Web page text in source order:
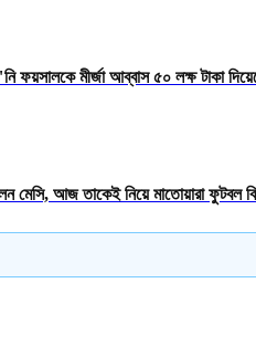
ফয়সালকে মীর্জা আব্বাস ৫০ লক্ষ টাকা
মেসি, আজ তাকেই নিয়ে মাতোয়ারা ফুটবল